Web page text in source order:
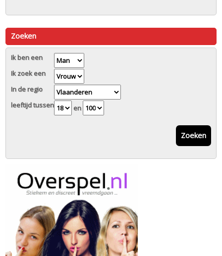
Zoeken
Ik ben een
Ik zoek een
In de regio
leeftijd tussen
en
Zoeken